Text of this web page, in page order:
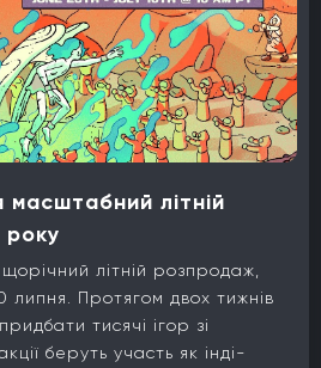
літній
літній розпродаж,
липня. Протягом двох тижнів
тисячі ігор зі
беруть участь як інді-